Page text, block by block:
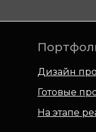
Дизайн
Готовые
На этапе